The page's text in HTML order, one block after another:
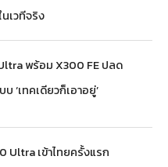
เวทีจริง
พร้อม X300 FE ปลด
‘เทคเดียวก็เอาอยู่’
Ultra เข้าไทยครั้งแรก